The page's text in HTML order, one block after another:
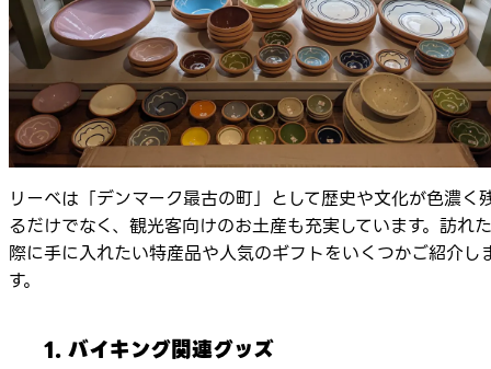
リーベは「デンマーク最古の町」として歴史や文化が色濃く
るだけでなく、観光客向けのお土産も充実しています。訪れた
際に手に入れたい特産品や人気のギフトをいくつかご紹介し
す。
1. バイキング関連グッズ